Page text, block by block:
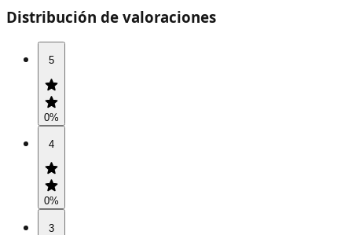
Distribución de valoraciones
5
0%
4
0%
3